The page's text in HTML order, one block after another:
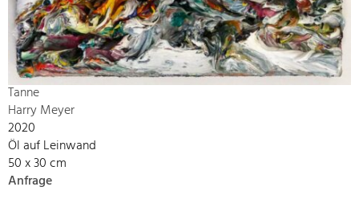
Tanne
Harry Meyer
2020
Öl auf Leinwand
50 x 30 cm
Anfrage